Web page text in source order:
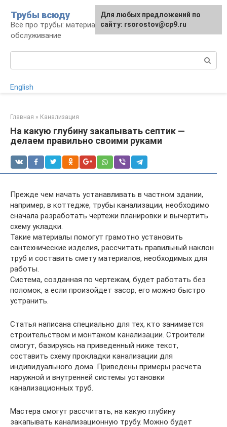
контенту
Трубы всюду
Всё про трубы: материалы, монтаж и
обслуживание
English
Главная » Канализация
На какую глубину закапывать септик —
делаем правильно своими руками
Прежде чем начать устанавливать в частном здании,
например, в коттедже, трубы канализации, необходимо
сначала разработать чертежи планировки и вычертить
схему укладки.
Такие материалы помогут грамотно установить
сантехнические изделия, рассчитать правильный наклон
труб и составить смету материалов, необходимых для
работы.
Система, созданная по чертежам, будет работать без
поломок, а если произойдет засор, его можно быстро
устранить.
Статья написана специально для тех, кто занимается
строительством и монтажом канализации. Строители
смогут, базируясь на приведенный ниже текст,
составить схему прокладки канализации для
индивидуального дома. Приведены примеры расчета
наружной и внутренней системы установки
канализационных труб.
Мастера смогут рассчитать, на какую глубину
закапывать канализационную трубу. Можно будет
Для любых предложений по
сайту: rsorostov@cp9.ru